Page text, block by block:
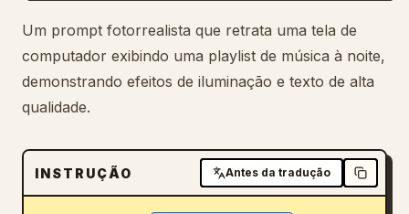
Prompts
Preços
Transferir
Um prompt fotorrealista que retrata uma tela de
computador exibindo uma playlist de música à noite,
demonstrando efeitos de iluminação e texto de alta
qualidade.
INSTRUÇÃO Antes da tradução